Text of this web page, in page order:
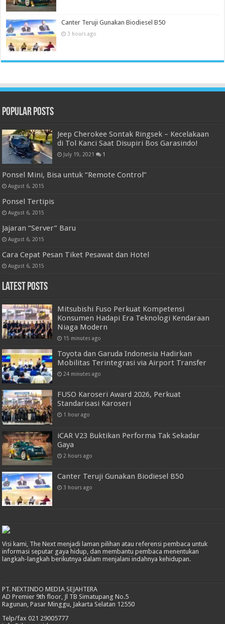
Canter Teruji Gunakan Biodiesel B50
3 hours ago
Popular Posts
Jeep Cherokee Sontak Ringsek – Kecelakaan
di Tol Kanci Saat Disupiri Bos Garasindo!
July 19, 2021 1
Ponsel Mini, Bisa untuk “Remote Control”
August 6, 2015
Ponsel Tertipis
August 6, 2015
Jajaran “Server” Baru
August 6, 2015
Cara Cepat Pesan Tiket Pesawat dan Hotel
August 6, 2015
Latest Posts
Mitsubishi Fuso Perkuat Kompetensi
Konsumen Hadapi Era Teknologi Kendaraan
Niaga Modern
15 minutes ago
Toyota dan Garuda Indonesia Hadirkan
Mobilitas Terintegrasi via Airport Transfer
24 minutes ago
FUSO Karoseri Award 2026, Perkuat
Standarisasi Karoseri
1 hour ago
iCAR V23 Buktikan Performa Tak Sekadar
Gaya
2 hours ago
Canter Teruji Gunakan Biodiesel B50
3 hours ago
Visi kami, The Next menjadi laman pilihan atau referensi pembaca untuk
informasi seputar gaya hidup, dan membantu pembaca menentukan
langkah-langkah berikutnya dalam menjalani indahnya kehidupan.
PT. NEXTINDO MEDIA SEJAHTERA
AD Premier 9th floor, Jl TB Simatupang No.5
Ragunan, Pasar Minggu, Jakarta Selatan 12550
Telp/fax 021 29005777